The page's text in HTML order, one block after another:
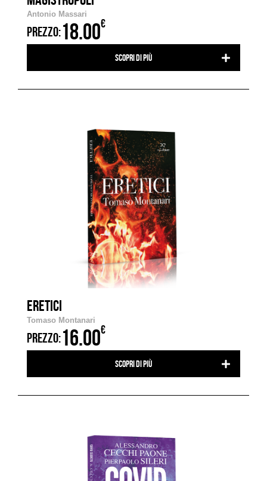
Antonio Massari
PREZZO:18.00€
Scopri di più
ERETICI
Tomaso Montanari
PREZZO:16.00€
Scopri di più